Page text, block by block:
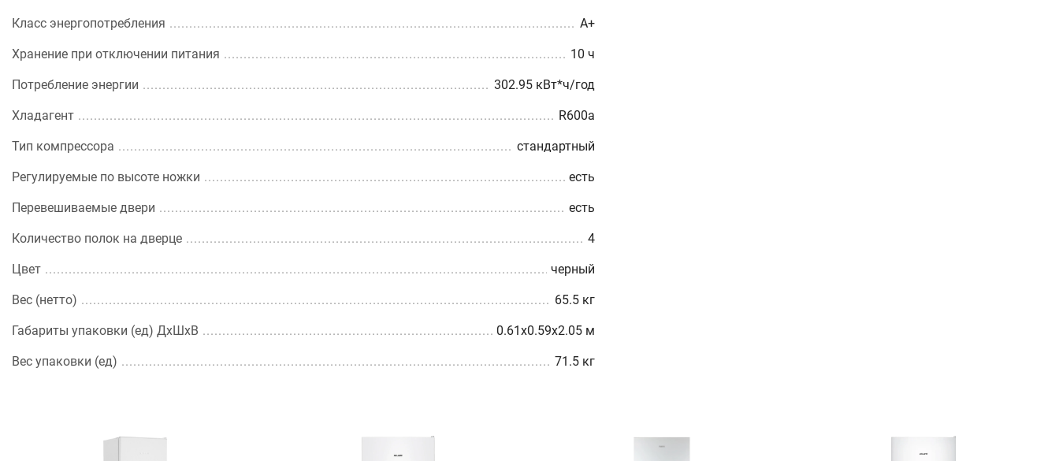
Класс энергопотребления A+
Хранение при отключении питания 10 ч
Потребление энергии 302.95 кВт*ч/год
Хладагент R600a
Тип компрессора стандартный
Регулируемые по высоте ножки есть
Перевешиваемые двери есть
Количество полок на дверце 4
Цвет черный
Вес (нетто) 65.5 кг
Габариты упаковки (ед) ДхШхВ 0.61x0.59x2.05 м
Вес упаковки (ед) 71.5 кг